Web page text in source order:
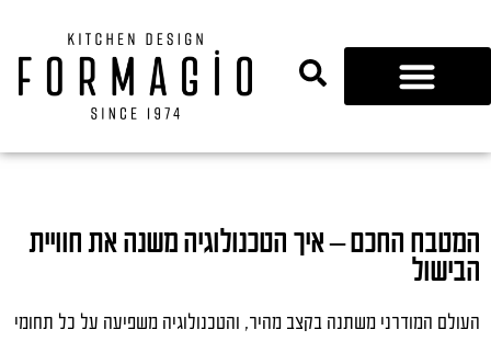
המטבח החכם – איך הטכנולוגיה משנה את חוויית
הבישול
העולם המודרני משתנה בקצב מהיר, והטכנולוגיה משפיעה על כל תחומי